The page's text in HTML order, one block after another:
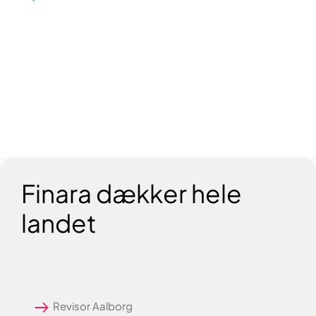
Finara dækker hele
landet
Revisor Aalborg